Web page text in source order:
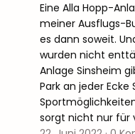
Eine Alla Hopp-
meiner Ausflugs-
es dann soweit.
wurden nicht
Anlage Sinsheim
Park an jeder Ecke
sorgt nicht nur für